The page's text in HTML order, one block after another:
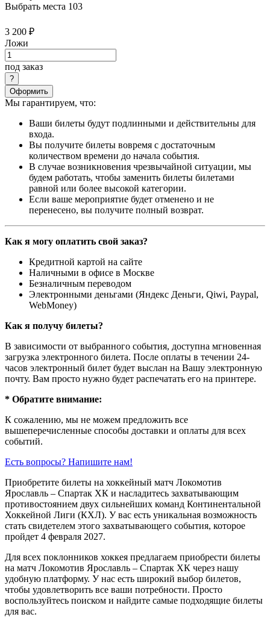
Выбрать места 103
3 200 ₽
Ложи
под заказ
Оформить
Мы гарантируем, что:
Ваши билеты будут подлинными и действительны для
входа.
Вы получите билеты вовремя с достаточным
количеством времени до начала события.
В случае возникновения чрезвычайной ситуации, мы
будем работать, чтобы заменить билеты билетами
равной или более высокой категории.
Если ваше мероприятие будет отменено и не
перенесено, вы получите полный возврат.
Как я могу оплатить свой заказ?
Кредитной картой на сайте
Наличными в офисе в Москве
Безналичным переводом
Электронными деньгами (Яндекс Деньги, Qiwi, Paypal,
WebMoney)
Как я получу билеты?
В зависимости от выбранного события, доступна мгновенная
загрузка электронного билета. После оплаты в течении 24-
часов электронный билет будет выслан на Вашу электронную
почту. Вам просто нужно будет распечатать его на принтере.
* Обратите внимание:
К сожалению, мы не можем предложить все
вышеперечисленные способы доставки и оплаты для всех
событий.
Есть вопросы? Напишите нам!
Приобретите билеты на хоккейный матч Локомотив
Ярославль – Спартак ХК и насладитесь захватывающим
противостоянием двух сильнейших команд Континентальной
Хоккейной Лиги (КХЛ). У вас есть уникальная возможность
стать свидетелем этого захватывающего события, которое
пройдет 4 февраля 2027.
Для всех поклонников хоккея предлагаем приобрести билеты
на матч Локомотив Ярославль – Спартак ХК через нашу
удобную платформу. У нас есть широкий выбор билетов,
чтобы удовлетворить все ваши потребности. Просто
воспользуйтесь поиском и найдите самые подходящие билеты
для вас.